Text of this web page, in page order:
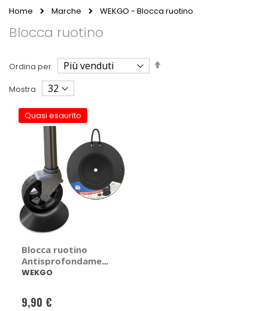
Home Marche WEKGO - Blocca ruotino
Blocca ruotino
Ordina per
Imposta
Mostra
Quasi esaurito
Blocca ruotino
Antisprofondamen
to - WEKGO
WEKGO
9,90 €